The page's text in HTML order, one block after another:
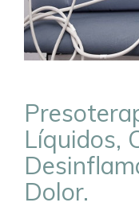
Líquidos,
Dolor.